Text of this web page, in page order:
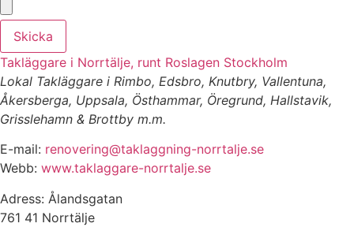
Skicka
Takläggare i Norrtälje, runt Roslagen Stockholm
Lokal Takläggare i Rimbo, Edsbro, Knutbry, Vallentuna,
Åkersberga, Uppsala, Östhammar, Öregrund, Hallstavik,
Grisslehamn & Brottby m.m.
E-mail: renovering@taklaggning-norrtalje.se
Webb: www.taklaggare-norrtalje.se
Adress: Ålandsgatan
761 41 Norrtälje